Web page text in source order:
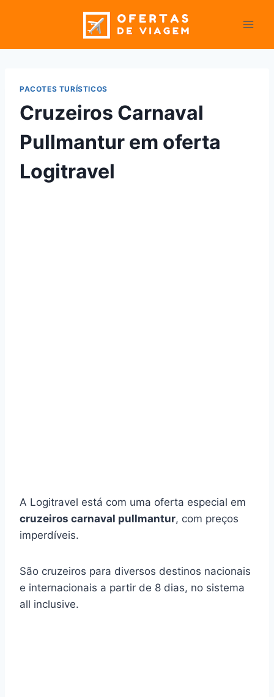
PACOTES TURÍSTICOS
Cruzeiros Carnaval
Pullmantur em oferta
Logitravel
A Logitravel está com uma oferta especial em
cruzeiros carnaval pullmantur, com preços
imperdíveis.
São cruzeiros para diversos destinos nacionais
e internacionais a partir de 8 dias, no sistema
all inclusive.